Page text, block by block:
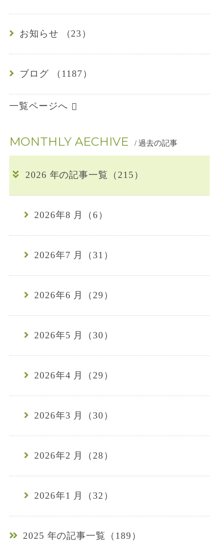
0
4
-
0
7
お知らせ （23）
ブログ （1187）
一覧ページへ
MONTHLY AECHIVE / 過去の記事
2026 年の記事一覧（215）
2026年8 月（6）
2026年7 月（31）
2026年6 月（29）
2026年5 月（30）
2026年4 月（29）
2026年3 月（30）
2026年2 月（28）
2026年1 月（32）
2025 年の記事一覧（189）